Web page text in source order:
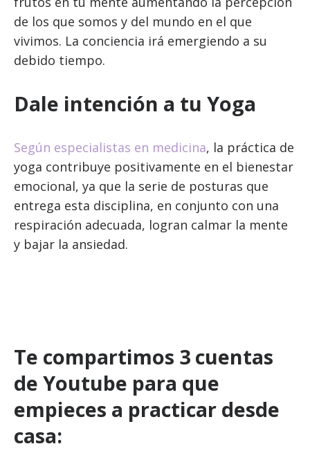
de los que somos y del mundo en el que
vivimos. La conciencia irá emergiendo a su
debido tiempo.
Dale intención a tu Yoga
Según especialistas en medicina, la práctica de
yoga contribuye positivamente en el bienestar
emocional, ya que la serie de posturas que
entrega esta disciplina, en conjunto con una
respiración adecuada, logran calmar la mente
y bajar la ansiedad.
Te compartimos 3 cuentas
de Youtube para que
empieces a practicar desde
casa: